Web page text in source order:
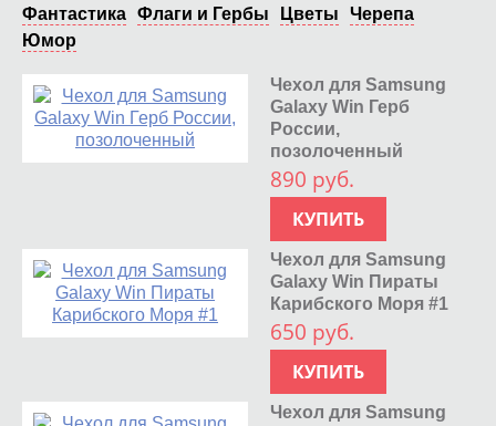
Фантастика Флаги и Гербы Цветы
Черепа
Юмор
Чехол для Samsung
Galaxy Win Герб
России,
позолоченный
890 руб.
КУПИТЬ
Чехол для Samsung
Galaxy Win Пираты
Карибского Моря #1
650 руб.
КУПИТЬ
Чехол для Samsung